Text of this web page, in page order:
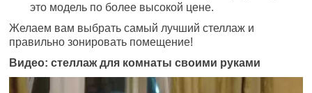
это модель по более высокой цене.
Желаем вам выбрать самый лучший стеллаж и
правильно зонировать помещение!
Видео: стеллаж для комнаты своими руками